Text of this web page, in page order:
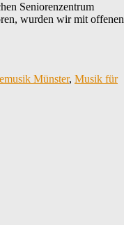
Seniorenzentrum
wurden wir mit offenen
Münster, Musik für